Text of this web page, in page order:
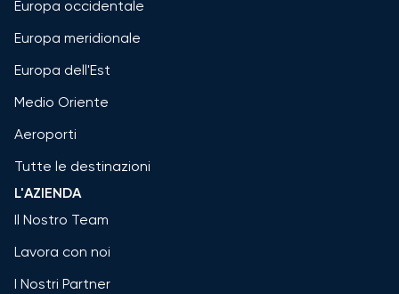
Europa occidentale
Europa meridionale
Europa dell'Est
Medio Oriente
Aeroporti
Tutte le destinazioni
L'AZIENDA
Il Nostro Team
Lavora con noi
I Nostri Partner